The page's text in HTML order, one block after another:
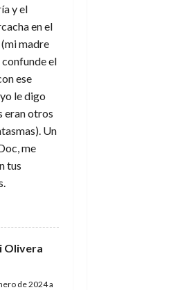
y el
en el
madre
el
ese
le digo
eran otros
Un
me
tus
Olivera
de 2024 a